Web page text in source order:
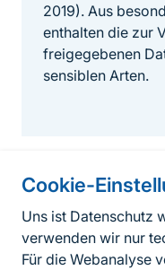
Cookie-
Uns ist Datenschutz
verwenden wir nur
Für die Webanalyse
2019). Aus
enthalten die zur
freigegebenen
sensiblen Arten.
Informationen
Fußzeile